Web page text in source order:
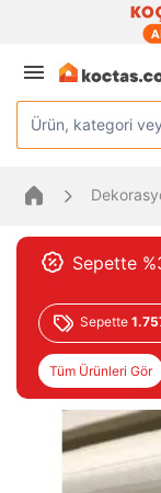
Ürün, kategori
Sepette
Sepette
Tüm Ürünleri Gör